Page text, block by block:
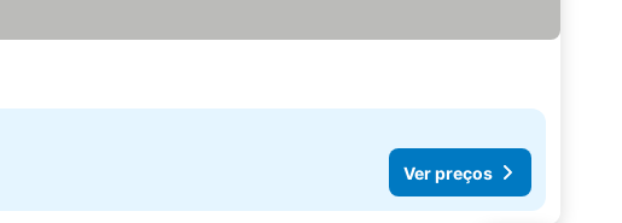
Ver preços